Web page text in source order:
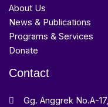
About Us
News & Publications
Programs & Services
Donate
Contact
Gg. Anggrek No.A-